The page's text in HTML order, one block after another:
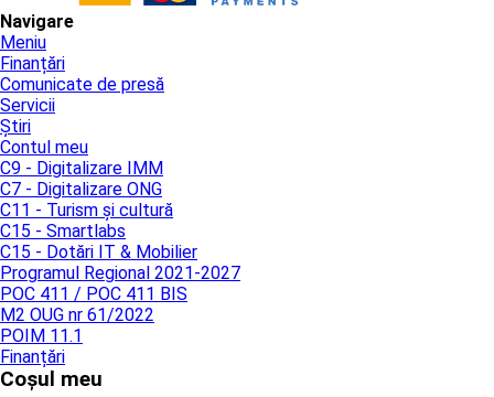
Navigare
Meniu
Finanțări
Comunicate de presă
Servicii
Știri
Contul meu
C9 - Digitalizare IMM
C7 - Digitalizare ONG
C11 - Turism și cultură
C15 - Smartlabs
C15 - Dotări IT & Mobilier
Programul Regional 2021-2027
POC 411 / POC 411 BIS
M2 OUG nr 61/2022
POIM 11.1
Finanțări
Coșul meu